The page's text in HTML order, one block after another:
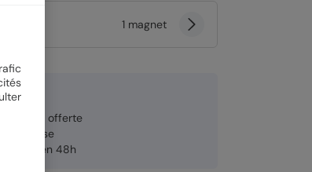
1 magnet
blanche offerte
française
rapide en 48h